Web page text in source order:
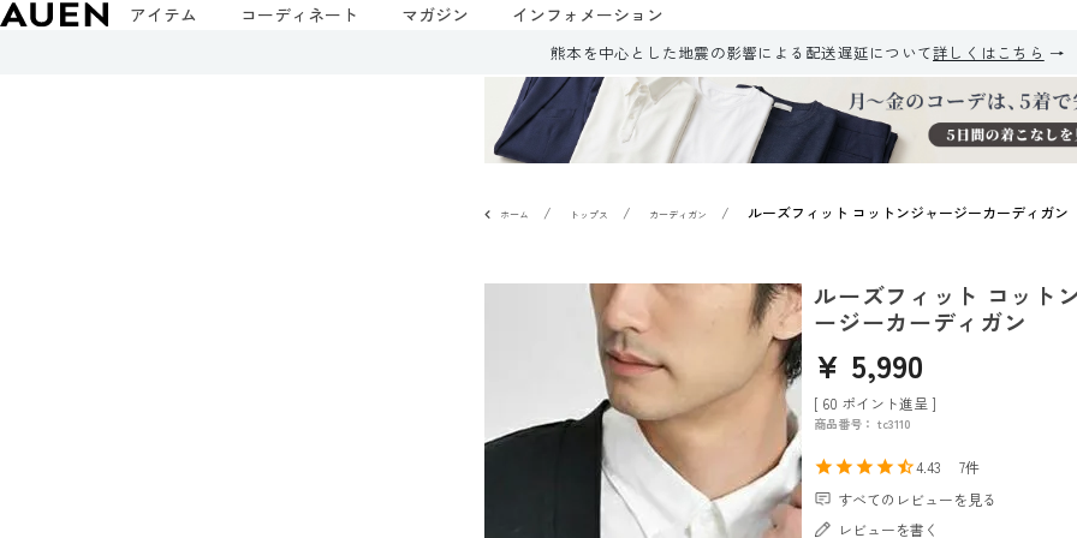
アイテム コーディネート マガジン インフォメーション
熊本を中心とした地震の影響による配送遅延について詳しくはこちら
ホーム トップス カーディガン ルーズフィット コットンジャージーカーディガン
ルーズフィット コット
ージーカーディガン
¥ 5,990
[ 60 ポイント進呈 ]
商品番号 tc3110
4.43
7
すべてのレビューを見る
レビューを書く